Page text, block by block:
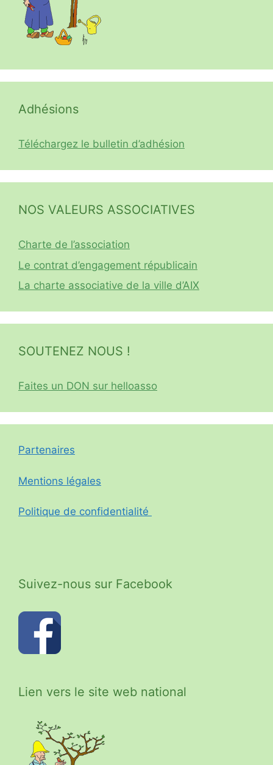
Adhésions
Téléchargez le bulletin d’adhésion
NOS VALEURS ASSOCIATIVES
Charte de l’association
Le contrat d’engagement républicain
La charte associative de la ville d’AIX
SOUTENEZ NOUS !
Faites un DON sur helloasso
Partenaires
Mentions légales
Politique de confidentialité
Suivez-nous sur Facebook
Lien vers le site web national